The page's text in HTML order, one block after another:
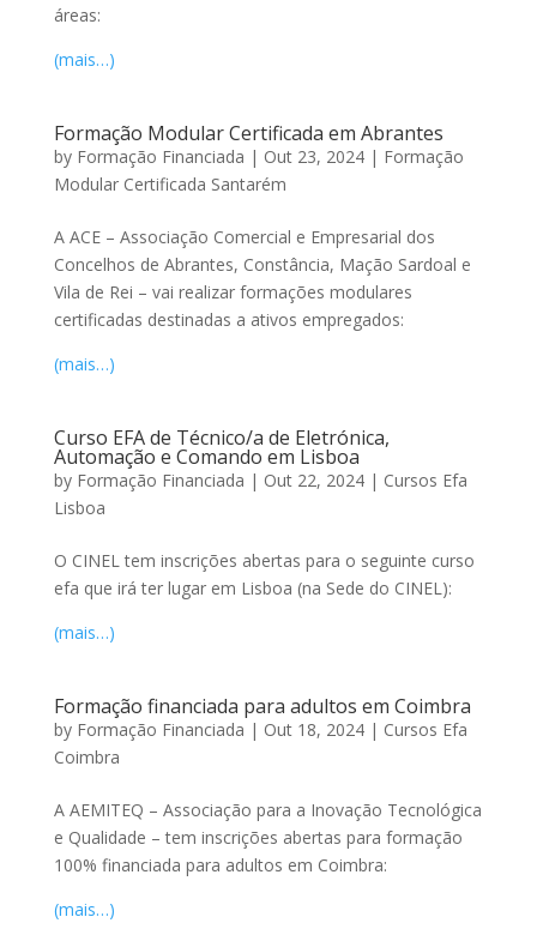
áreas:
(mais…)
Formação Modular Certificada em Abrantes
by Formação Financiada | Out 23, 2024| Formação
Modular Certificada Santarém
A ACE – Associação Comercial e Empresarial dos
Concelhos de Abrantes, Constância, Mação Sardoal e
Vila de Rei – vai realizar formações modulares
certificadas destinadas a ativos empregados:
(mais…)
Curso EFA de Técnico/a de Eletrónica,
Automação e Comando em Lisboa
by Formação Financiada | Out 22, 2024| Cursos Efa
Lisboa
O CINEL tem inscrições abertas para o seguinte curso
efa que irá ter lugar em Lisboa (na Sede do CINEL):
(mais…)
Formação financiada para adultos em Coimbra
by Formação Financiada | Out 18, 2024| Cursos Efa
Coimbra
A AEMITEQ – Associação para a Inovação Tecnológica
e Qualidade – tem inscrições abertas para formação
100% financiada para adultos em Coimbra:
(mais…)